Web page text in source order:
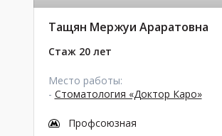
Тащян Мержуи Араратовна
Стаж 20 лет
Место работы:
- Стоматология «Доктор Каро»
Профсоюзная